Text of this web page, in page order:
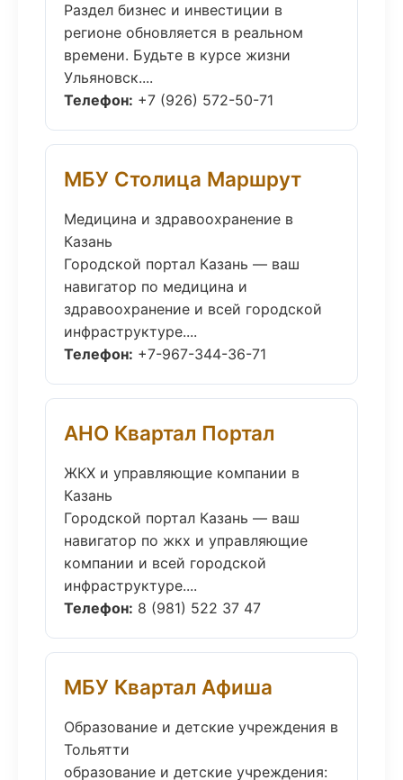
Раздел бизнес и инвестиции в
регионе обновляется в реальном
времени. Будьте в курсе жизни
Ульяновск....
Телефон: +7 (926) 572-50-71
МБУ Столица Маршрут
Медицина и здравоохранение в
Казань
Городской портал Казань — ваш
навигатор по медицина и
здравоохранение и всей городской
инфраструктуре....
Телефон: +7-967-344-36-71
АНО Квартал Портал
ЖКХ и управляющие компании в
Казань
Городской портал Казань — ваш
навигатор по жкх и управляющие
компании и всей городской
инфраструктуре....
Телефон: 8 (981) 522 37 47
МБУ Квартал Афиша
Образование и детские учреждения в
Тольятти
образование и детские учреждения: